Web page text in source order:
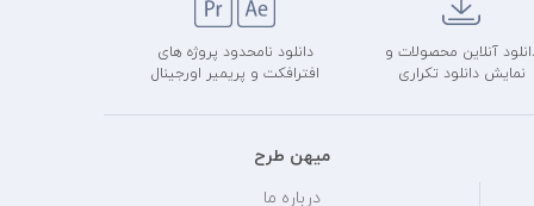
آنلاین محصولات و
نمایش دانلود تکراری
دانلود نامحدود پروژه های
افترافکت و پریمیر اورجینال
میهن طرح
درباره ما